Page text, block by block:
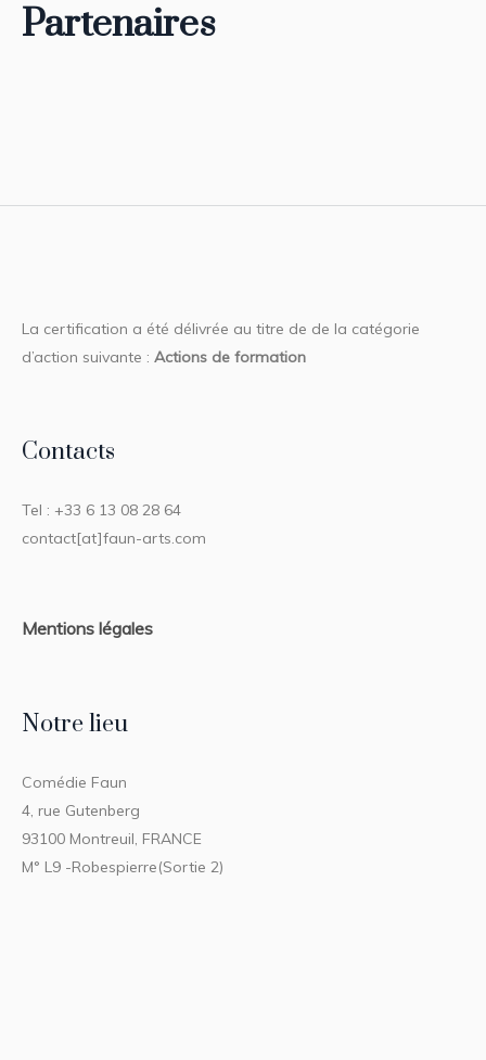
Partenaires
La certification a été délivrée au titre de de la catégorie
d’action suivante :Actions de formation
Contacts
Tel : +33 6 13 08 28 64
contact[at]faun-arts.com
Mentions légales
Notre lieu
Comédie Faun
4, rue Gutenberg
93100 Montreuil, FRANCE
M° L9 -Robespierre(Sortie 2)